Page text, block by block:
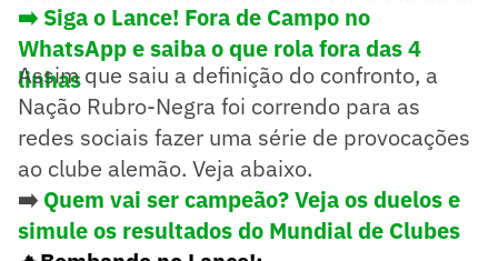
➡️ Siga o Lance! Fora de Campo no
WhatsApp e saiba o que rola fora das 4
linhas
Assim que saiu a definição do confronto, a
Nação Rubro-Negra foi correndo para as
redes sociais fazer uma série de provocações
ao clube alemão. Veja abaixo.
➡️ Quem vai ser campeão? Veja os duelos e
simule os resultados do Mundial de Clubes